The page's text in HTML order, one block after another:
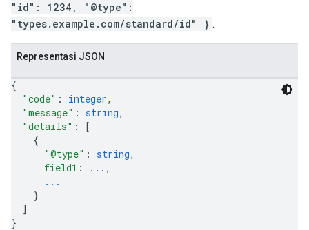
"id": 1234, "@type":
"types.example.com/standard/id" } .
Representasi JSON
{
"code" : integer,
"message" : string,
"details" :
[
{
"@type" : string,
field1 : ... ,
...
}
]
}